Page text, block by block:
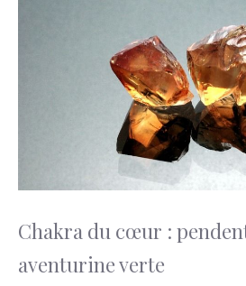
Chakra du cœur :
aventurine verte